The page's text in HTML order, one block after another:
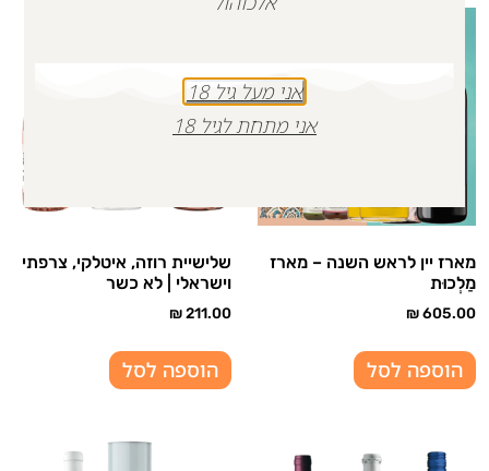
מארז יין לראש השנה – מארז
מַלְכוּת
₪605.00
הוספה לסל
שלישיית רוזה, איטלקי, צרפתי
וישראלי | לא כשר
₪211.00
הוספה לסל
אני מעל גיל 18
אני מתחת לגיל 18